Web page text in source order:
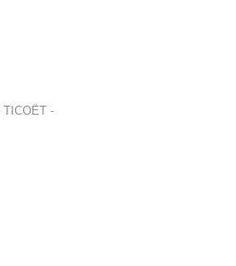
TICOËT -